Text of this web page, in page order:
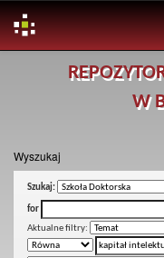
W
Wyszukaj
Szukaj:
for
Aktualne filtry: